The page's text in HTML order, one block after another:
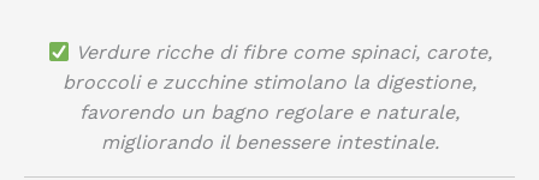
Verdure ricche di fibre come spinaci, carote,
broccoli e zucchine stimolano la digestione,
favorendo un bagno regolare e naturale,
migliorando il benessere intestinale.